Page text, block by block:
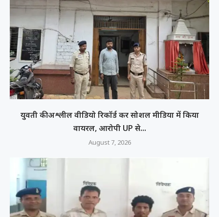
युवती की अश्लील वीडियो रिकॉर्ड कर सोशल मीडिया में किया
वायरल, आरोपी UP से...
August 7, 2026